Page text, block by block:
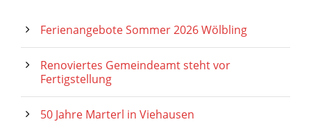
Ferienangebote Sommer 2026 Wölbling
Renoviertes Gemeindeamt steht vor
Fertigstellung
50 Jahre Marterl in Viehausen